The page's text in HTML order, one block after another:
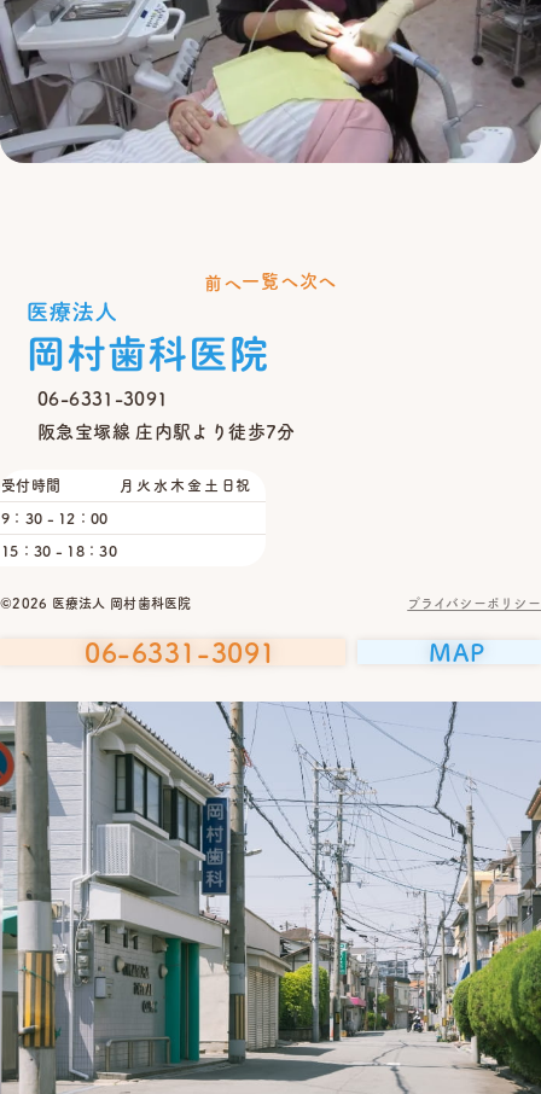
前へ一覧へ次へ
阪急宝塚線 庄内駅より徒歩7分
06-6331-3091
©2026 医療法人 岡村歯科医院 プライバシーポリシー
受付時間 月 火 水木金土 日祝
9：30 - 12：00
15：30 - 18：30
06-6331-3091 MAP